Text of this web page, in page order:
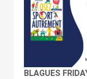
BLAGUES